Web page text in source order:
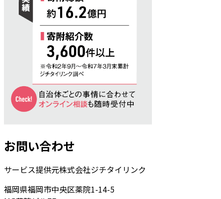
お問い合わせ
サービス提供元株式会社ジチタイリンク
福岡県福岡市中央区薬院1-14-5